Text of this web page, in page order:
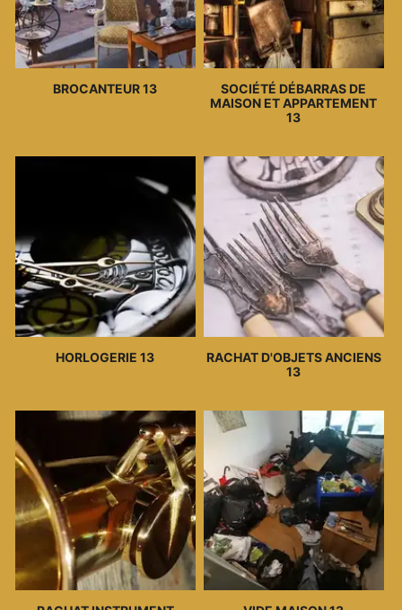
BROCANTEUR 13
SOCIÉTÉ DÉBARRAS DE
MAISON ET APPARTEMENT
13
HORLOGERIE 13
RACHAT D'OBJETS ANCIENS
13